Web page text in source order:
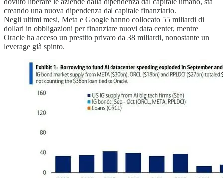
creando una nuova dipendenza dal capitale finanziario.
Negli ultimi mesi, Meta e Google hanno collocato 55 miliardi di
dollari in obbligazioni per finanziare nuovi data center, mentre
Oracle ha acceso un prestito privato da 38 miliardi, nonostante un
leverage già spinto.